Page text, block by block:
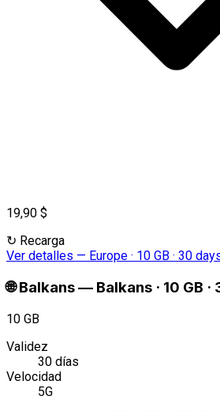
19,90 $
↻ Recarga
Ver detalles — Europe · 10 GB · 30
🌐 Balkans— Balkans · 10 GB
10 GB
Validez
30 días
Velocidad
5G